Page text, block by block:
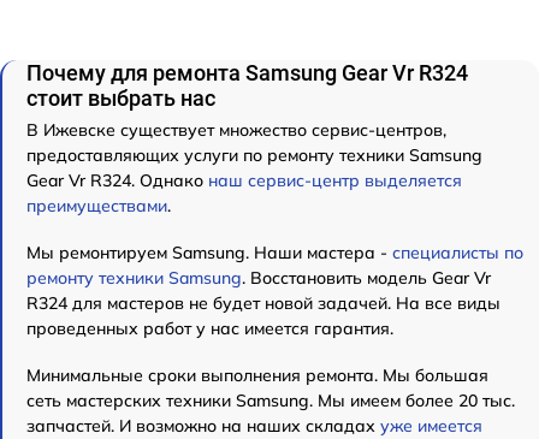
Почему для ремонта Samsung Gear Vr R324
стоит выбрать нас
В Ижевске существует множество сервис-центров,
предоставляющих услуги по ремонту техники Samsung
Gear Vr R324. Однако наш сервис-центр выделяется
преимуществами.
Мы ремонтируем Samsung. Наши мастера - специалисты по
ремонту техники Samsung. Восстановить модель Gear Vr
R324 для мастеров не будет новой задачей. На все виды
проведенных работ у нас имеется гарантия.
Минимальные сроки выполнения ремонта. Мы большая
сеть мастерских техники Samsung. Мы имеем более 20 тыс.
запчастей. И возможно на наших складах уже имеется